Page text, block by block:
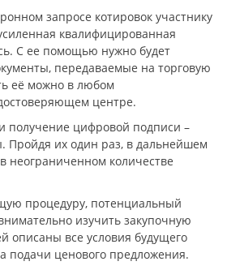
запросе котировок участнику
квалифицированная
С ее помощью нужно будет
передаваемые на торговую
её можно в любом
центре.
получение цифровой подписи –
Пройдя их один раз, в дальнейшем
неограниченном количестве
процедуру, потенциальный
изучить закупочную
описаны все условия будущего
подачи ценового предложения.